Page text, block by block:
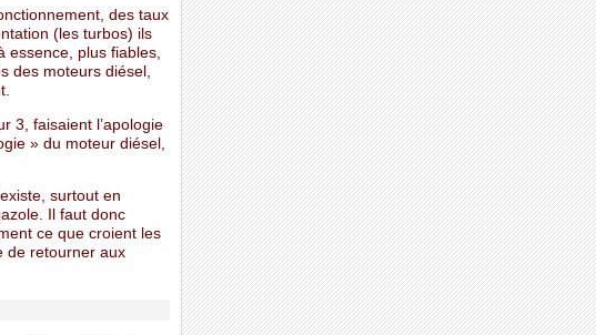
des taux
(les turbos) ils
plus fiables,
des moteurs diésel,
3, faisaient l’apologie
» du moteur diésel,
surtout en
Il faut donc
ce que croient les
de retourner aux